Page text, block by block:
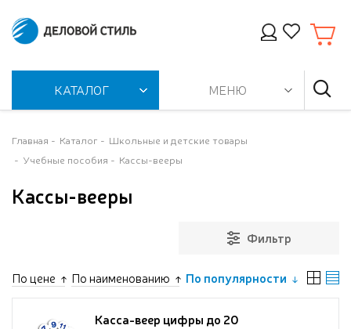
КАТАЛОГ МЕНЮ
Главная Каталог
Школьные и детские товары
Учебные пособия
Кассы-вееры
Кассы-вееры
Фильтр
По цене По наименованию По популярности
Касса-веер цифры до 20